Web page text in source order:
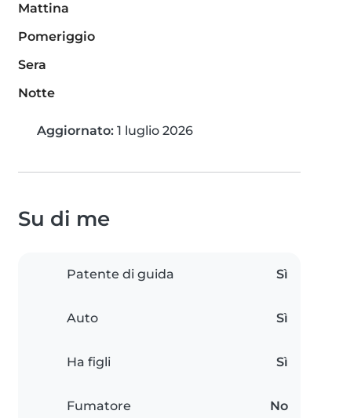
Mattina
Pomeriggio
Sera
Notte
Aggiornato: 1 luglio 2026
Su di me
Patente di guida Sì
Auto Sì
Ha figli Sì
Fumatore No